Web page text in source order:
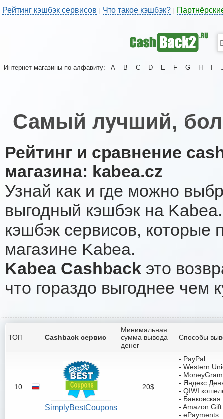
Рейтинг кэшбэк сервисов | Что такое кэшбэк?
Интернет магазины по алфавиту: A B C D E F G H
Самый лучший,
Рейтинг и сравнение
магазина: kabea.cz
Узнай как и где можно
выгодный кэшбэк на
кэшбэк сервисов, которые
магазине Kabea.
Kabea Cashback это
что гораздо выгоднее чем
ТОП Cashback сервис
Минимальная
сумма вывода
денег
Способы
10
SimplyBestCoupons
20$
- PayPal
- Western
- MoneyGram
-
- QIWI
-
- Amazon
- ePayments